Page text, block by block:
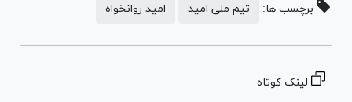
برچسب ها: تیم ملی امید امید روانخواه
لینک کوتاه